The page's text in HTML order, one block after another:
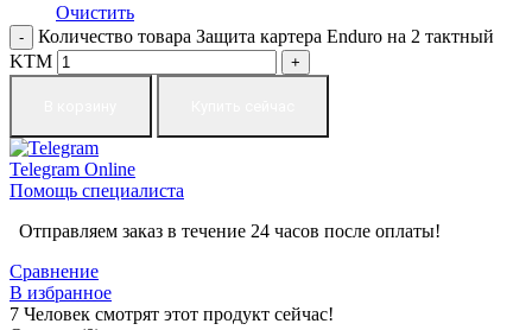
Очистить
Количество товара Защита картера Enduro на 2 тактный
KTM
Telegram Online
Помощь специалиста
Отправляем заказ в течение 24 часов после оплаты!
Сравнение
В избранное
7 Человек смотрят этот продукт сейчас!